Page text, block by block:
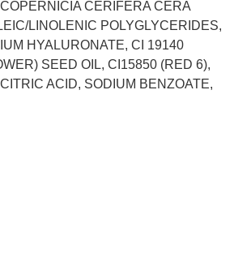
CERIFERA CERA
LINOLENIC POLYGLYCERIDES,
HYALURONATE, CI 19140
SEED OIL, CI15850 (RED 6),
ACID, SODIUM BENZOATE,